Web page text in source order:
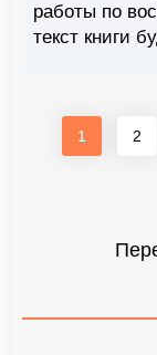
работы по
текст книги
1 2